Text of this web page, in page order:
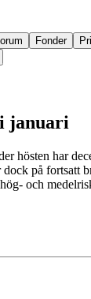
Fonder
januari
hösten har
på fortsatt
och